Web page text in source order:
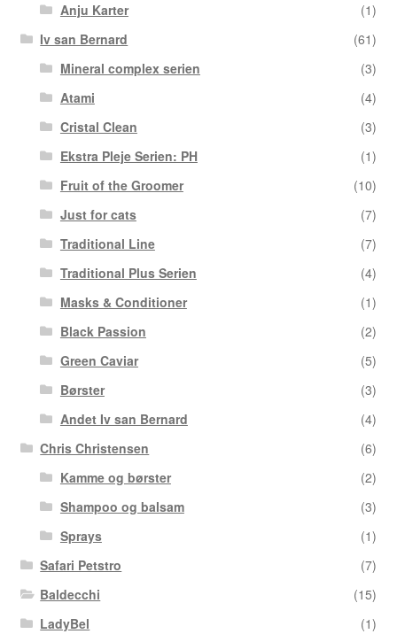
Anju Karter
(1)
Iv san Bernard
(61)
Mineral complex serien
(3)
Atami
(4)
Cristal Clean
(3)
Ekstra Pleje Serien: PH
(1)
Fruit of the Groomer
(10)
Just for cats
(7)
Traditional Line
(7)
Traditional Plus Serien
(4)
Masks & Conditioner
(1)
Black Passion
(2)
Green Caviar
(5)
Børster
(3)
Andet Iv san Bernard
(4)
Chris Christensen
(6)
Kamme og børster
(2)
Shampoo og balsam
(3)
Sprays
(1)
Safari Petstro
(7)
Baldecchi
(15)
LadyBel
(1)